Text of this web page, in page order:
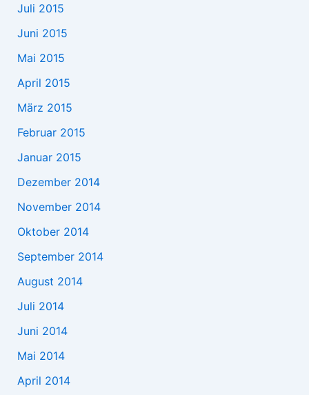
Juli 2015
Juni 2015
Mai 2015
April 2015
März 2015
Februar 2015
Januar 2015
Dezember 2014
November 2014
Oktober 2014
September 2014
August 2014
Juli 2014
Juni 2014
Mai 2014
April 2014